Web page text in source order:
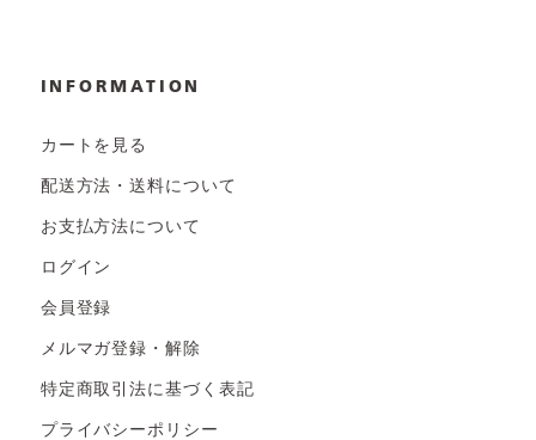
INFORMATION
カートを見る
配送方法・送料について
お支払方法について
ログイン
会員登録
メルマガ登録・解除
特定商取引法に基づく表記
プライバシーポリシー